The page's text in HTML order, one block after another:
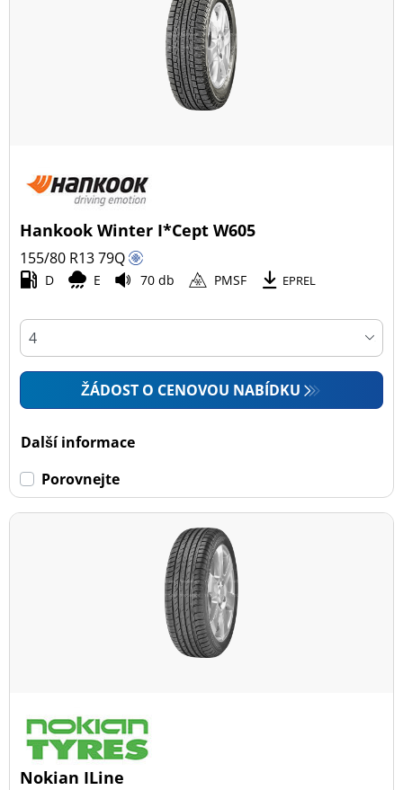
Hankook Winter I*Cept W605
155/80 R1379Q
D E 70 db PMSF EPREL
ŽÁDOST O CENOVOU NABÍDKU
Další informace
Porovnejte
Nokian ILine